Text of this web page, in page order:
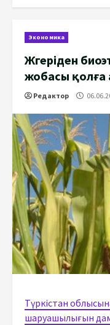
Экономика
Жүгеріден
жобасы қолға
Редактор
Түркістан
шаруашылығын